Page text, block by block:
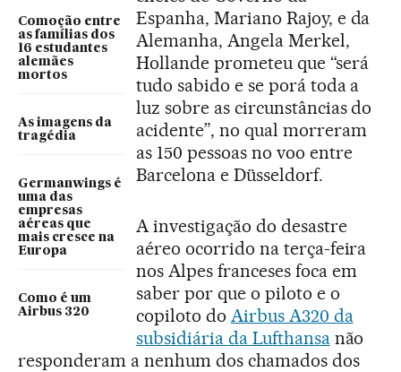
Comoção entre
as famílias dos
16 estudantes
alemães
mortos
As imagens da
tragédia
Germanwings é
uma das
empresas
aéreas que
mais cresce na
Europa
Como é um
Airbus 320
Espanha, Mariano Rajoy, e da
Alemanha, Angela Merkel,
Hollande prometeu que “será
tudo sabido e se porá toda a
luz sobre as circunstâncias do
acidente”, no qual morreram
as 150 pessoas no voo entre
Barcelona e Düsseldorf.
A investigação do desastre
aéreo ocorrido na terça-feira
nos Alpes franceses foca em
saber por que o piloto e o
copiloto do Airbus A320 da
subsidiária da Lufthansanão
responderam a nenhum dos chamados dos